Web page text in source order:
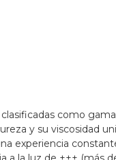
clasificadas como
y su viscosidad
experiencia